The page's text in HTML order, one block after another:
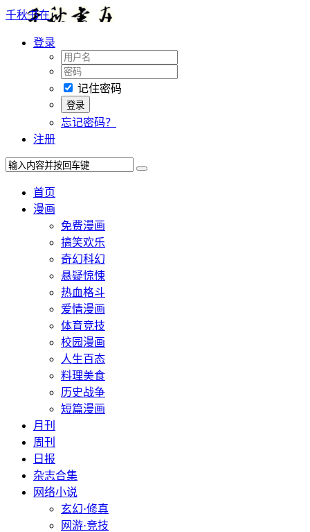
千秋书在
登录
记住密码
忘记密码？
注册
首页
漫画
免费漫画
搞笑欢乐
奇幻科幻
悬疑惊悚
热血格斗
爱情漫画
体育竞技
校园漫画
人生百态
料理美食
历史战争
短篇漫画
月刊
周刊
日报
杂志合集
网络小说
玄幻·修真
网游·竞技